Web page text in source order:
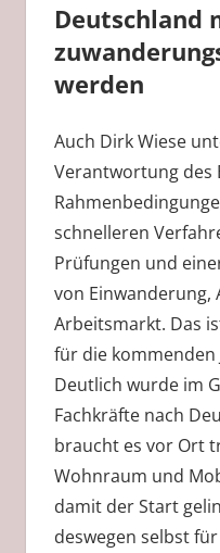
Deutschland
werden
Auch Dirk Wiese
Verantwortung des
schnelleren
Prüfungen und
von Einwanderung,
Arbeitsmarkt. Das
für die kommenden
Deutlich wurde im
Fachkräfte nach
braucht es vor Ort
Wohnraum und
damit der Start
deswegen selbst